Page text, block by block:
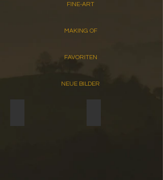
FINE-ART
MAKING OF
FAVORITEN
NEUE BILDER